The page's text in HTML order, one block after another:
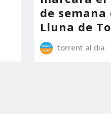
de semana
Lluna de
torrent al dia